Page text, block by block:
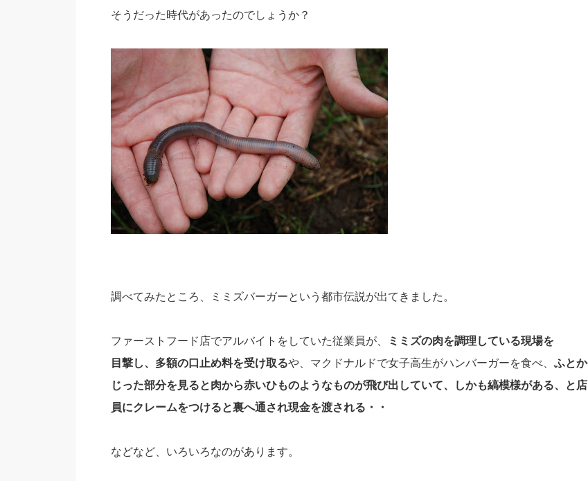
そうだった時代があったのでしょうか？
調べてみたところ、ミミズバーガーという都市伝説が出てきました。
ファーストフード店でアルバイトをしていた従業員が、
ミミズの肉を調理している現場を
目撃し、多額の口止め料を受け取るや、マクドナルドで女子高生がハンバーガーを食べ、 ふとか
じった部分を見ると肉から赤いひものようなものが飛び出していて、しかも縞模様がある、と店
員にクレームをつけると裏へ通され現金を渡される・・
などなど、いろいろなのがあります。